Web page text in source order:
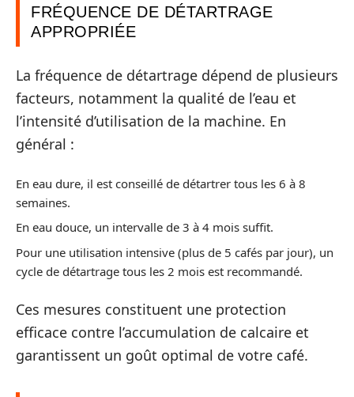
FRÉQUENCE DE DÉTARTRAGE
APPROPRIÉE
La fréquence de détartrage dépend de plusieurs
facteurs, notamment la qualité de l’eau et
l’intensité d’utilisation de la machine. En
général :
En eau dure, il est conseillé de détartrer tous les 6 à 8
semaines.
En eau douce, un intervalle de 3 à 4 mois suffit.
Pour une utilisation intensive (plus de 5 cafés par jour), un
cycle de détartrage tous les 2 mois est recommandé.
Ces mesures constituent une protection
efficace contre l’accumulation de calcaire et
garantissent un goût optimal de votre café.